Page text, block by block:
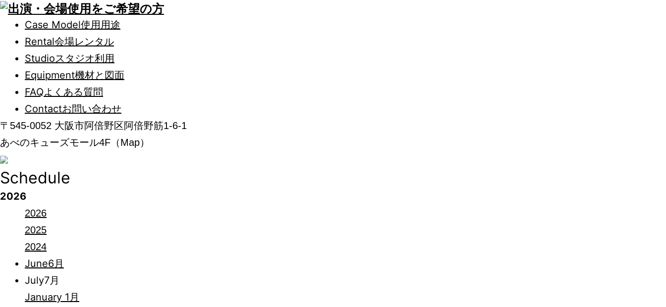
Case Model使用用途
Rental会場レンタル
Studioスタジオ利用
Equipment機材と図面
FAQよくある質問
Contactお問い合わせ
〒545-0052 大阪市阿倍野区阿倍野筋1-6-1
あべのキューズモール4F（Map）
Schedule
2026
2026
2025
2024
June6月
July7月
January 1月